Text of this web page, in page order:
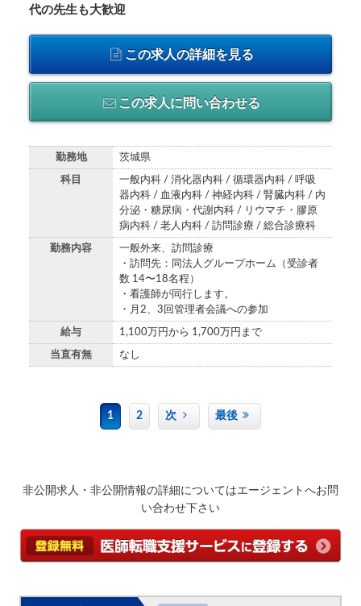
代の先生も大歓迎
この求人の詳細を見る
この求人に問い合わせる
勤務地 茨城県
科目
一般内科 / 消化器内科 / 循環器内科 / 呼吸
器内科 / 血液内科 / 神経内科 / 腎臓内科 / 内
分泌・糖尿病・代謝内科 / リウマチ・膠原
病内科 / 老人内科 / 訪問診療 / 総合診療科
勤務内容
一般外来、訪問診療
・訪問先：同法人グループホーム（受診者
数 14〜18名程）
・看護師が同行します。
・月2、3回管理者会議への参加
給与 1,100万円から 1,700万円まで
当直有無 なし
1 2 次 最後
非公開求人・非公開情報の詳細についてはエージェントへお問
い合わせ下さい